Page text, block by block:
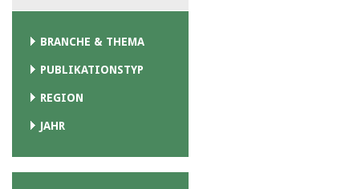
BRANCHE & THEMA
PUBLIKATIONSTYP
REGION
JAHR